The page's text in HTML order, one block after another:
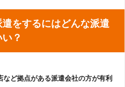
をするにはどんな派遣
？
ど拠点がある派遣会社の方が有利